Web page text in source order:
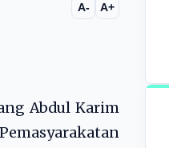
A- A+
Abdul Karim